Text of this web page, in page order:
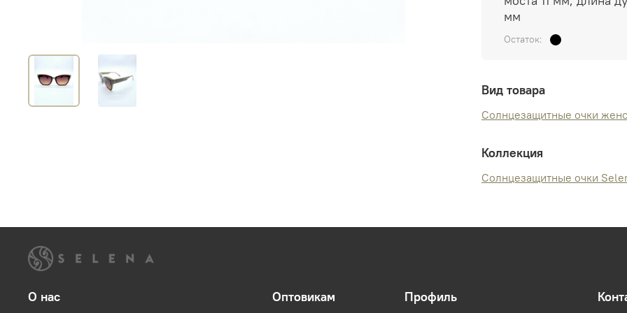
мм
Остаток:
Вид товара
Солнцезащитные очки
Коллекция
Солнцезащитные очки
О нас Оптовикам Профиль